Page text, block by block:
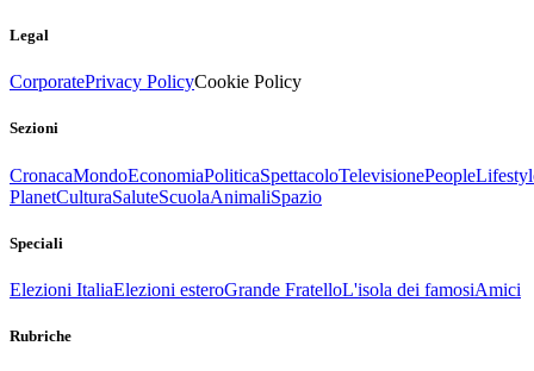
Legal
CorporatePrivacy PolicyCookie Policy
Sezioni
CronacaMondoEconomiaPoliticaSpettacoloTelevisionePeople
PlanetCulturaSaluteScuolaAnimaliSpazio
Speciali
Elezioni ItaliaElezioni esteroGrande FratelloL'isola dei famosiAmici
Rubriche